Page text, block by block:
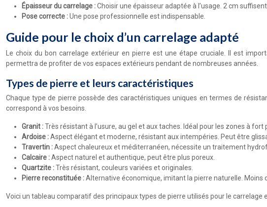
Épaisseur du carrelage :Choisir une épaisseur adaptée à l’usage. 2 cm
Pose correcte :Une pose professionnelle est indispensable.
Guide pour le choix d’un carrelage adapté
Le choix du bon carrelage extérieur en pierre est une étape cruciale. Il est
permettra de profiter de vos espaces extérieurs pendant de nombreuses années.
Types de pierre et leurs caractéristiques
Chaque type de pierre possède des caractéristiques uniques en termes de
correspond à vos besoins.
Granit :Très résistant à l’usure, au gel et aux taches. Idéal pour les zones à fort
Ardoise :Aspect élégant et moderne, résistant aux intempéries. Peut être
Travertin :Aspect chaleureux et méditerranéen, nécessite un traitement
Calcaire :Aspect naturel et authentique, peut être plus poreux.
Quartzite :Très résistant, couleurs variées et originales.
Pierre reconstituée :Alternative économique, imitant la pierre naturelle. Moins
Voici un tableau comparatif des principaux types de pierre utilisés pour le carrelage